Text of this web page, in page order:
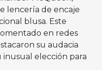
lencería de encaje
blusa. Este
en redes
su audacia
inusual elección para